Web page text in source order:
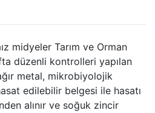
midyeler Tarım ve Orman
düzenli kontrolleri yapılan
metal, mikrobiyolojik
edilebilir belgesi ile hasatı
alınır ve soğuk zincir